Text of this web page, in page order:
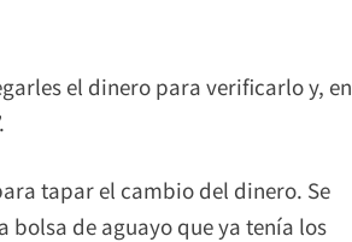
el dinero para verificarlo y, en
tapar el cambio del dinero. Se
de aguayo que ya tenía los